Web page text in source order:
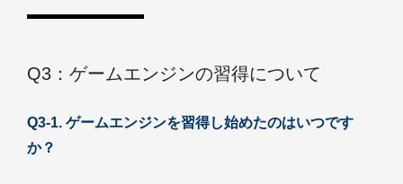
Q3：ゲームエンジンの習得について
Q3-1. ゲームエンジンを習得し始めたのはいつです
か？